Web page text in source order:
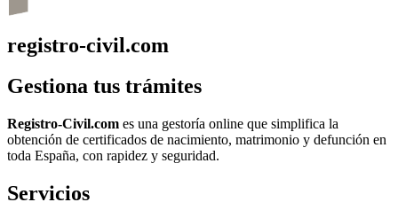
registro-civil.com
Gestiona tus trámites
Registro-Civil.com es una gestoría online que simplifica la
obtención de certificados de nacimiento, matrimonio y defunción en
toda España, con rapidez y seguridad.
Servicios